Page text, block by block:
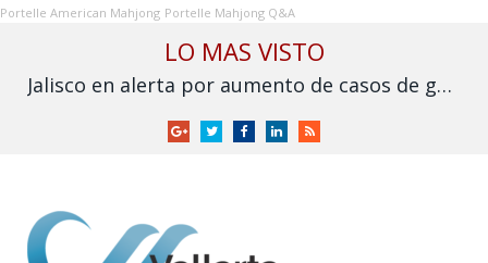
Portelle American Mahjong Portelle Mahjong Q&A
LO MAS VISTO
Jalisco en alerta por aumento de casos de gusano barrenador
GoogleTwitterFacebookLinkedInRSS